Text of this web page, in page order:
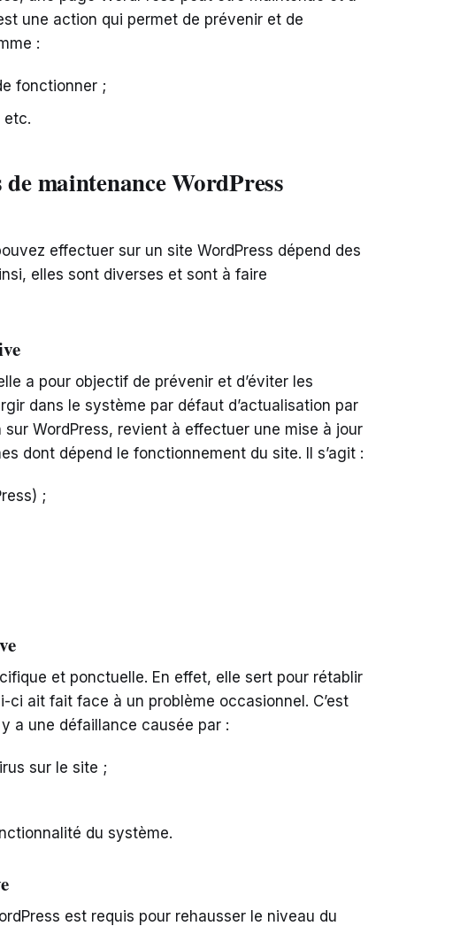
une action qui permet de prévenir et de
:
fonctionner ;
etc.
maintenance WordPress
effectuer sur un site WordPress dépend des
elles sont diverses et sont à faire
a pour objectif de prévenir et d’éviter les
dans le système par défaut d’actualisation par
WordPress, revient à effectuer une mise à jour
dont dépend le fonctionnement du site. Il s’agit :
;
et ponctuelle. En effet, elle sert pour rétablir
ci ait fait face à un problème occasionnel. C’est
a une défaillance causée par :
sur le site ;
du système.
est requis pour rehausser le niveau du